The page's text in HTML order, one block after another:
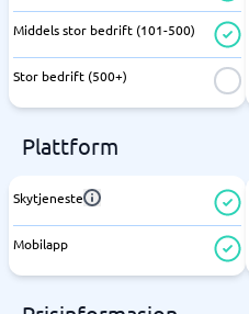
Middels stor bedrift (101-500)
Stor bedrift (500+)
Plattform
Skytjeneste
Mobilapp